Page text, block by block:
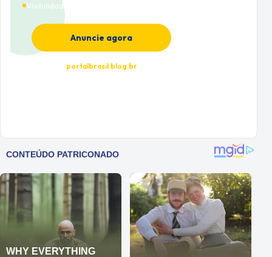
Visibilidade premium
Anuncie agora
portalbrasil.blog.br